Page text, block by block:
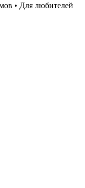
• Для любителей